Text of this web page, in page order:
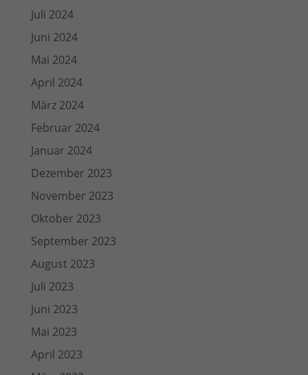
Juli 2024
Juni 2024
Mai 2024
April 2024
März 2024
Februar 2024
Januar 2024
Dezember 2023
November 2023
Oktober 2023
September 2023
August 2023
Juli 2023
Juni 2023
Mai 2023
April 2023